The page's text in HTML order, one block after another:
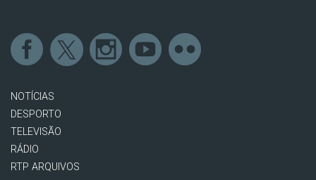
NOTÍCIAS
DESPORTO
TELEVISÃO
RÁDIO
RTP ARQUIVOS